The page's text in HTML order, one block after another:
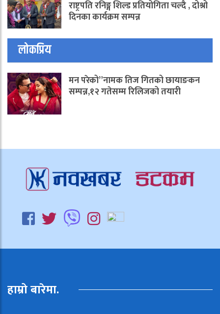
राष्ट्रपति रनिङ्ग शिल्ड प्रतियोगिता चल्दै , दोश्रो
दिनका कार्यक्रम सम्पन्न
लोकप्रिय
मन परेको”नामक तिज गितको छायाङकन
सम्पन्न,१२ गतेसम्म रिलिजको तयारी
हाम्रो बारेमा.